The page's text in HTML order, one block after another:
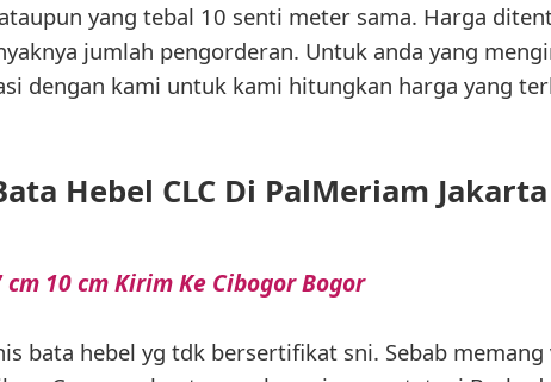
yang tebal 10 senti meter sama. Harga
jumlah pengorderan. Untuk anda yang
dengan kami untuk kami hitungkan harga yang
Hebel CLC Di PalMeriam Jakarta
10 cm Kirim Ke Cibogor Bogor
bata hebel yg tdk bersertifikat sni. Sebab